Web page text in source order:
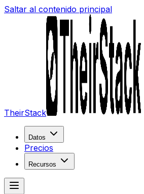
Saltar al contenido principal
TheirStack
Datos
Precios
Recursos